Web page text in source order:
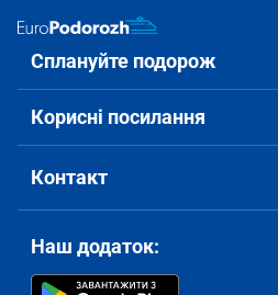
Сплануйте подорож
Корисні посилання
Контакт
Наш додаток: